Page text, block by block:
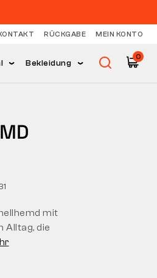
RÜCKGABE MEIN KONTO
Bekleidung
0
mit
Alltag, die